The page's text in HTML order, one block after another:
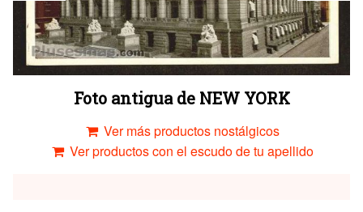
Foto antigua de NEW YORK
Ver más productos nostálgicos
Ver productos con el escudo de tu apellido